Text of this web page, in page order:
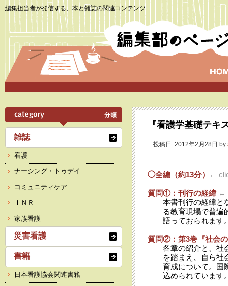
編集担当者が発信する、本と雑誌の関連コンテンツ
『看護学基礎テ
投稿日: 2012年2月28日 by
◯全編（約13分） ←
質問①：刊行の経緯←
本書刊行の経緯と
る教育現場で普遍
語っておられます
質問②：第3巻『社会
各章の紹介と、社
を踏まえ、自ら社
育成について。国
込められています
雑誌
看護
ナーシング・トゥデイ
コミュニティケア
ＩＮＲ
家族看護
災害看護
書籍
日本看護協会関連書籍